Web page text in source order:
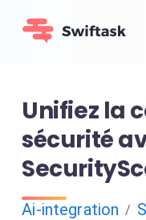
Unifiez la
sécurité
Ai-integration /